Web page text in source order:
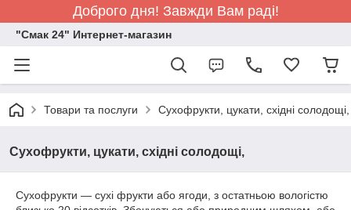
Доброго дня! Завжди Вам раді!
"Смак 24" Интернет-магазин
Товари та послуги Сухофрукти, цукати, східні солодощі,
Сухофрукти, цукати, східні солодощі,
Сухофрукти — сухі фрукти або ягоди, з остатньою вологістю